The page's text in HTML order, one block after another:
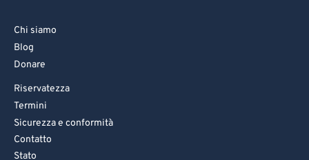
Chi siamo
Blog
Donare
Riservatezza
Termini
Sicurezza e conformità
Contatto
Stato